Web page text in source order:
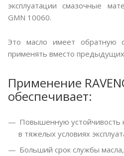
эксплуатации смазочные
GMN 10060.
Это масло имеет обратную
применять вместо
Применение
обеспечивает:
Повышенную устойчивость
в тяжелых условиях
Больший срок службы